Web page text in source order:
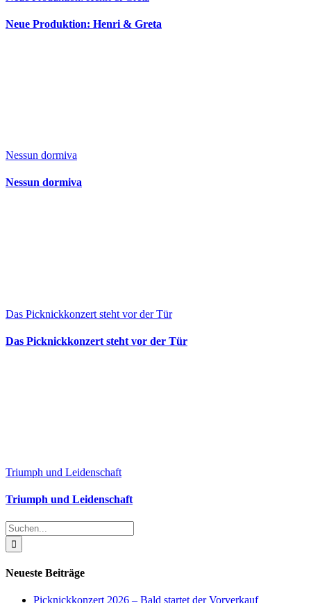
Neue Produktion: Henri & Greta
Nessun dormiva
Nessun dormiva
Das Picknickkonzert steht vor der Tür
Das Picknickkonzert steht vor der Tür
Triumph und Leidenschaft
Triumph und Leidenschaft
Suche
nach:
Neueste Beiträge
Picknickkonzert 2026 – Bald startet der Vorverkauf